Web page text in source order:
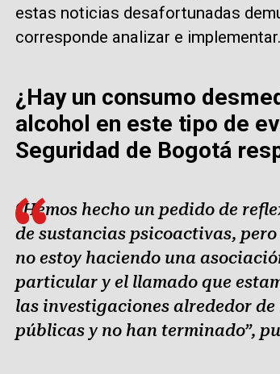
estas noticias desafortunadas
corresponde analizar e implementar.
¿Hay un consumo
alcohol en este tipo de
Seguridad de Bogotá
“Hemos hecho un pedido de
de sustancias psicoactivas,
no estoy haciendo una
particular y el llamado que
las investigaciones alrededor
públicas y no han terminado”,